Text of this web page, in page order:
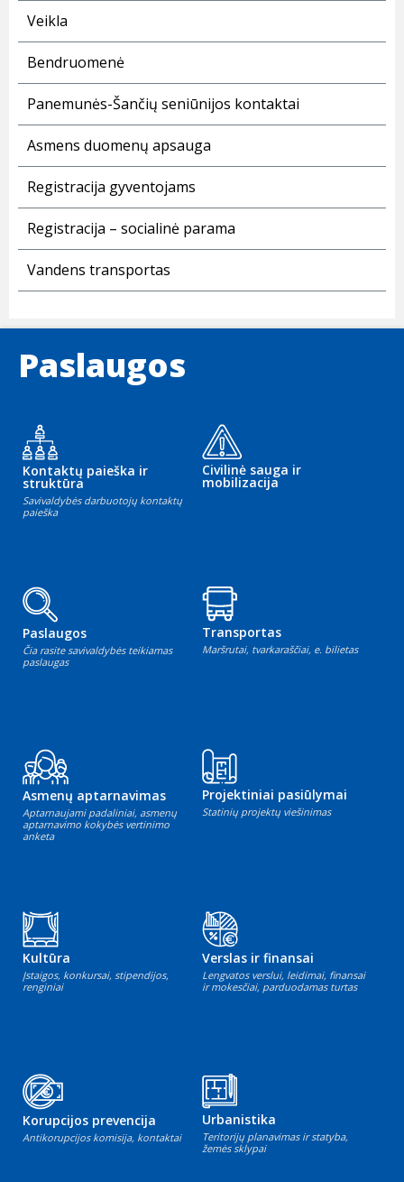
Veikla
Bendruomenė
Panemunės-Šančių seniūnijos kontaktai
Asmens duomenų apsauga
Registracija gyventojams
Registracija – socialinė parama
Vandens transportas
Paslaugos
Kontaktų paieška ir
struktūra
Savivaldybės darbuotojų kontaktų
paieška
Civilinė sauga ir
mobilizacija
Paslaugos
Čia rasite savivaldybės teikiamas
paslaugas
Transportas
Maršrutai, tvarkaraščiai, e. bilietas
Asmenų aptarnavimas
Aptarnaujami padaliniai, asmenų
aptarnavimo kokybės vertinimo
anketa
Projektiniai pasiūlymai
Statinių projektų viešinimas
Kultūra
Įstaigos, konkursai, stipendijos,
renginiai
Verslas ir finansai
Lengvatos verslui, leidimai, finansai
ir mokesčiai, parduodamas turtas
Korupcijos prevencija
Antikorupcijos komisija, kontaktai
Urbanistika
Teritorijų planavimas ir statyba,
žemės sklypai